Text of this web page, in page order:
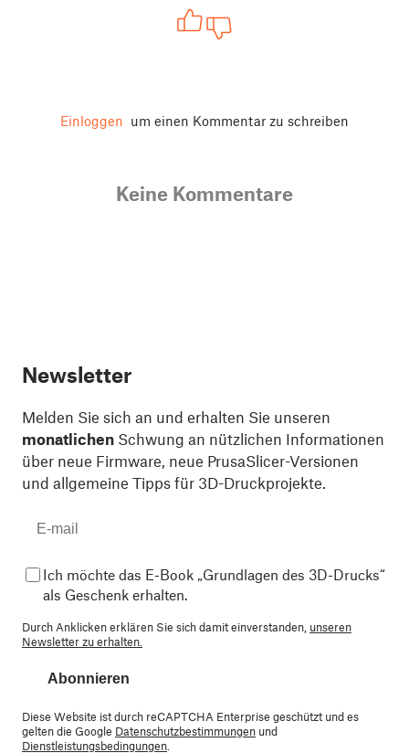
Einloggen um einen Kommentar zu schreiben
Keine Kommentare
Newsletter
Melden Sie sich an und erhalten Sie unseren
monatlichen Schwung an nützlichen Informationen
über neue Firmware, neue PrusaSlicer-Versionen
und allgemeine Tipps für 3D-Druckprojekte.
Ich möchte das E-Book „Grundlagen des 3D-Drucks“
als Geschenk erhalten.
Durch Anklicken erklären Sie sich damit einverstanden, unseren
Newsletter zu erhalten.
Abonnieren
Diese Website ist durch reCAPTCHA Enterprise geschützt und es
gelten die Google Datenschutzbestimmungen und
Dienstleistungsbedingungen